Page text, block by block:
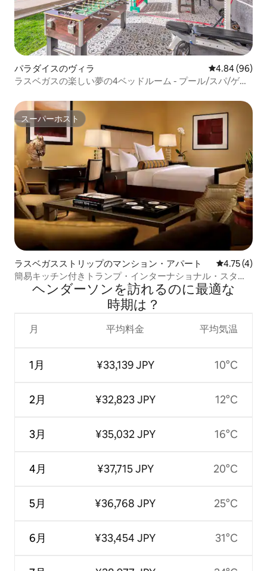
パラダイスのヴィラ レビュー96件
4.84 (96)
ラスベガスの楽しい夢の4ベッドルーム - プール/スパ/ゲー
スーパーホスト
スーパーホスト
ラスベガスストリップのマンション・アパート レビュー4
4.75 (4)
簡易キッチン付きトランプ・インターナショナル・スタジ
オスイート
ヘンダーソンを訪⁠れ⁠るの⁠に最⁠適⁠な
時⁠期⁠は⁠？
月
1月
2月
3月
4月
5月
6月
平均料金
¥33,139 JPY
¥32,823 JPY
¥35,032 JPY
¥37,715 JPY
¥36,768 JPY
¥33,454 JPY
平均気温
10°C
12°C
16°C
20°C
25°C
31°C